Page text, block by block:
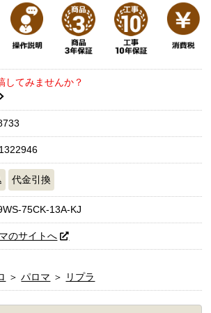
してみませんか？
代金引換
75CK-13A-KJ
のサイトへ
＞ パロマ ＞ リプラ